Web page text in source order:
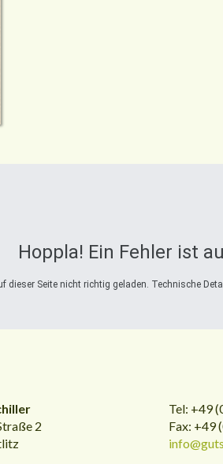
Hoppla! Ein Fehler ist
dieser Seite nicht richtig geladen. Technische
2
Tel: +49
Fax: +49